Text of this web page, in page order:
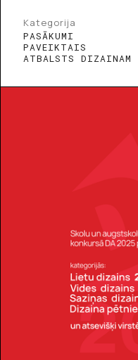
Kategorija
PASĀKUMI
PAVEIKTAIS
ATBALSTS DIZAINAM